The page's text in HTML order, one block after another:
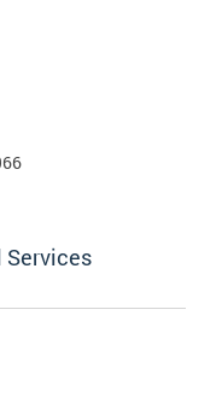
Services